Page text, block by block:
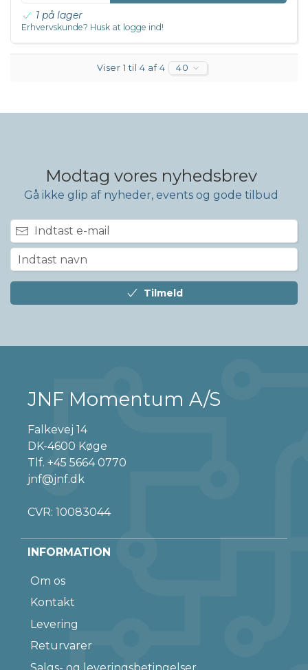
1 på lager
Erhvervskunde? Husk at logge ind!
Viser 1 til 4 af 4 40
Modtag vores nyhedsbrev
Gå ikke glip af nyheder, events og gode tilbud
Tilmeld
JNF Momentum A/S
Falkevej 14
DK-4600 Køge
Tlf. +45 5664 0770
jnf@jnf.dk
CVR: 10083044
INFORMATION
Om os
Kontakt
Levering
Returvarer